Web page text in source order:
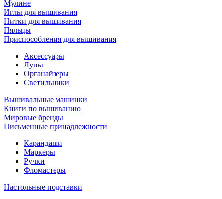
Мулине
Иглы для вышивания
Нитки для вышивания
Пяльцы
Приспособления для вышивания
Аксессуары
Лупы
Органайзеры
Светильники
Вышивальные машинки
Книги по вышиванию
Мировые бренды
Письменные принадлежности
Карандаши
Маркеры
Ручки
Фломастеры
Настольные подставки